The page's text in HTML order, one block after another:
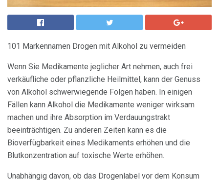
101 Markennamen Drogen mit Alkohol zu vermeiden
Wenn Sie Medikamente jeglicher Art nehmen, auch frei
verkäufliche oder pflanzliche Heilmittel, kann der Genuss
von Alkohol schwerwiegende Folgen haben. In einigen
Fällen kann Alkohol die Medikamente weniger wirksam
machen und ihre Absorption im Verdauungstrakt
beeinträchtigen. Zu anderen Zeiten kann es die
Bioverfügbarkeit eines Medikaments erhöhen und die
Blutkonzentration auf toxische Werte erhöhen.
Unabhängig davon, ob das Drogenlabel vor dem Konsum